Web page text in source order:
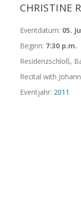
CHRISTINE
Eventdatum: 05.
Beginn: 7:30 p.m.
Residenzschloß,
Recital with
Eventjahr: 2011